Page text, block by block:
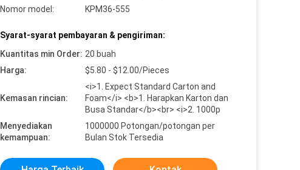
Nomor model:
KPM36-555
Syarat-syarat pembayaran & pengiriman:
Kuantitas min Order: 20 buah
Harga:
$5.80 - $12.00/Pieces
Kemasan rincian:
<i>1. Expect Standard Carton and
Foam</i> <b>1. Harapkan Karton dan
Busa Standar</b><br> <i>2. 1000p
Menyediakan
kemampuan:
1000000 Potongan/potongan per
Bulan Stok Tersedia